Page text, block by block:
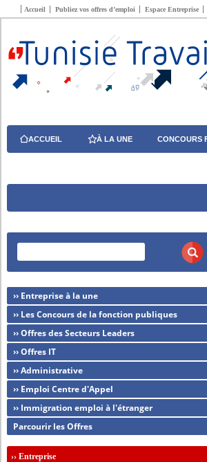
Accueil Publiez vos offres d’emploi Espace Entreprise
ACCUEIL À LA UNE CONCOURS
›› Entreprise à la une
›› Les Concours de la fonction publiques
›› Offres des Secteurs Leaders
›› Offres IT
›› Administrative
›› Emploi Centre d'Appel
›› Immigration emploi à l'étranger
Parcourir les Offres
››Entreprise